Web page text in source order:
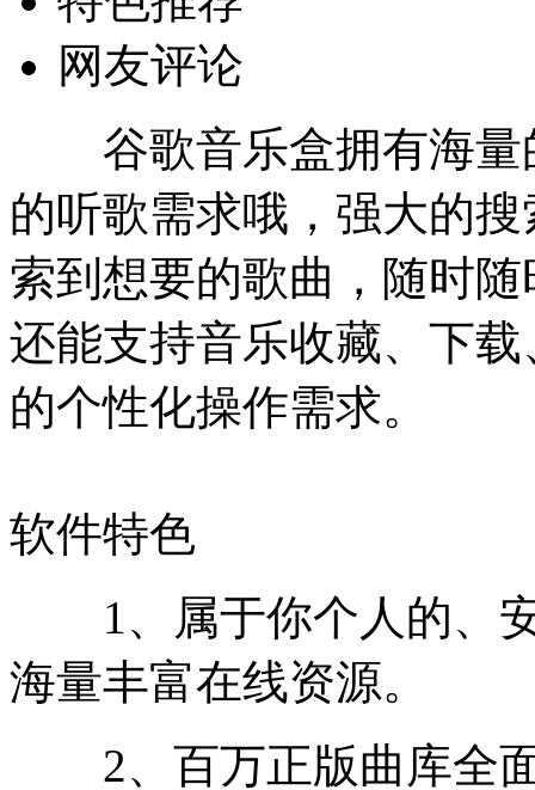
网友评论
谷歌音乐盒拥有海量
的听歌需求哦，强大的
索到想要的歌曲，随时
还能支持音乐收藏、下
的个性化操作需求。
软件特色
1、属于你个人的、安
海量丰富在线资源。
2、百万正版曲库全面